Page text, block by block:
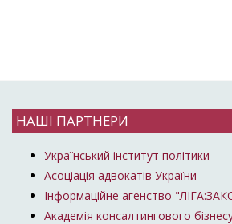
НАШІ ПАРТНЕРИ
Український інститут політики
Асоціація адвокатів України
Інформаційне агенство
Академія консалтингового